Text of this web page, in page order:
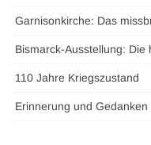
Garnisonkirche: Das
Bismarck-Ausstellung: Die
110 Jahre Kriegszustand
Erinnerung und